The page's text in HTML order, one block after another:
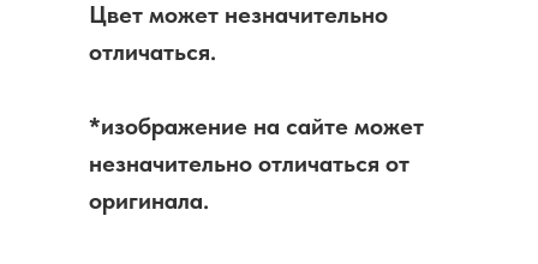
Цвет может незначительно
отличаться.
*изображение на сайте может
незначительно отличаться от
оригинала.